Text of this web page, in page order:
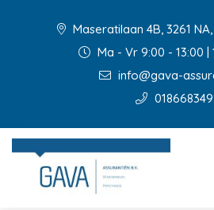
Maseratilaan 4B, 3261
Ma - Vr 9:00 - 13:00 |
info@gava-